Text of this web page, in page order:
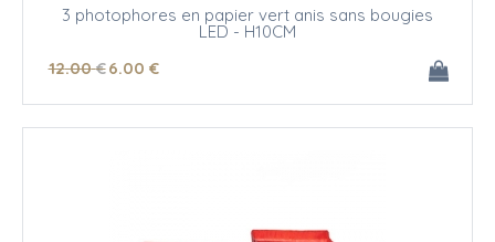
3 photophores en papier vert anis sans bougies
LED - H10CM
12.00 €6.00 €